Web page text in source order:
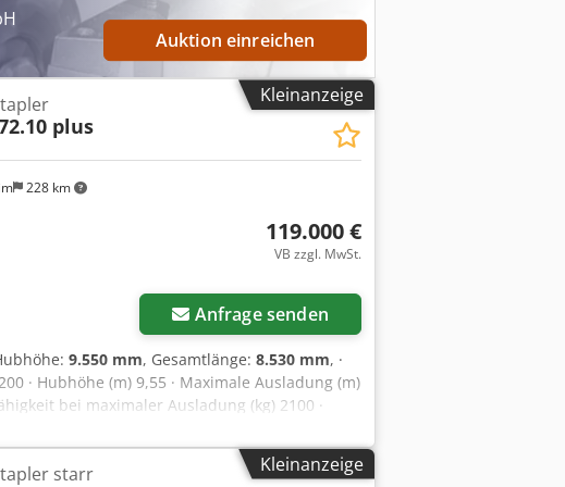
Auktion einreichen
Kleinanzeige
228 km
plus
119.000 €
VB zzgl. MwSt.
Anfrage senden
9.550 mm, Gesamtlänge: 8.530 mm, ·
· Hubhöhe (m) 9,55 · Maximale Ausladung (m)
bei maximaler Ausladung (kg) 2100 ·
des Rahmens (mm) +/- 250 · Niveauausgleich
DOC · Umkehrlüfter JA · Höchstgeschwindigkeit
Hydrostatischer Antrieb JA - 2-Gang · EPD STD ·
Kleinanzeige
starr